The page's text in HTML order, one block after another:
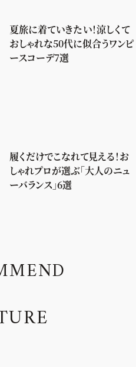
夏旅に着ていきたい！涼しくて
おしゃれな50代に似合うワンピ
ースコーデ7選
履くだけでこなれて見える！お
しゃれプロが選ぶ「大人のニュ
ーバランス」6選
MEND
URE